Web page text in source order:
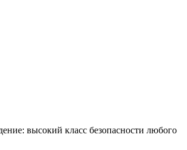
высокий класс безопасности любого